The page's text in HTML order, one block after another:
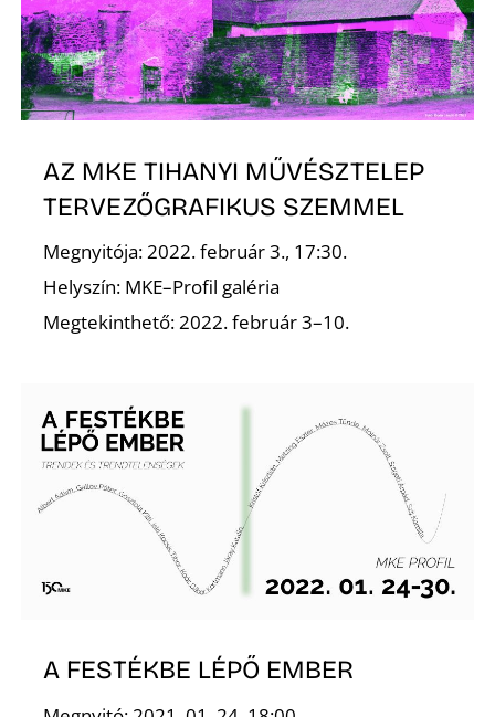
AZ MKE TIHANYI MŰVÉSZTELEP
TERVEZŐGRAFIKUS SZEMMEL
Megnyitója: 2022. február 3., 17:30.
Helyszín: MKE–Profil galéria
Megtekinthető: 2022. február 3–10.
A FESTÉKBE LÉPŐ EMBER